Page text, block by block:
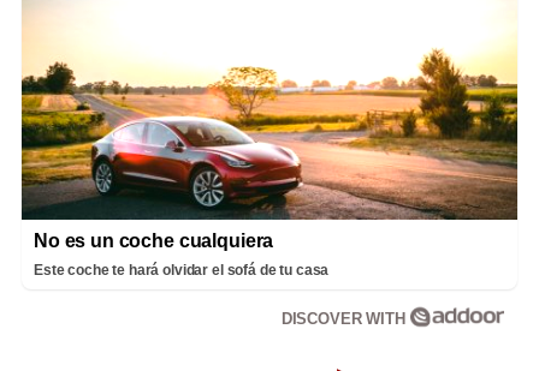
No es un coche cualquiera
Este coche te hará olvidar el sofá de tu casa
DISCOVER WITH